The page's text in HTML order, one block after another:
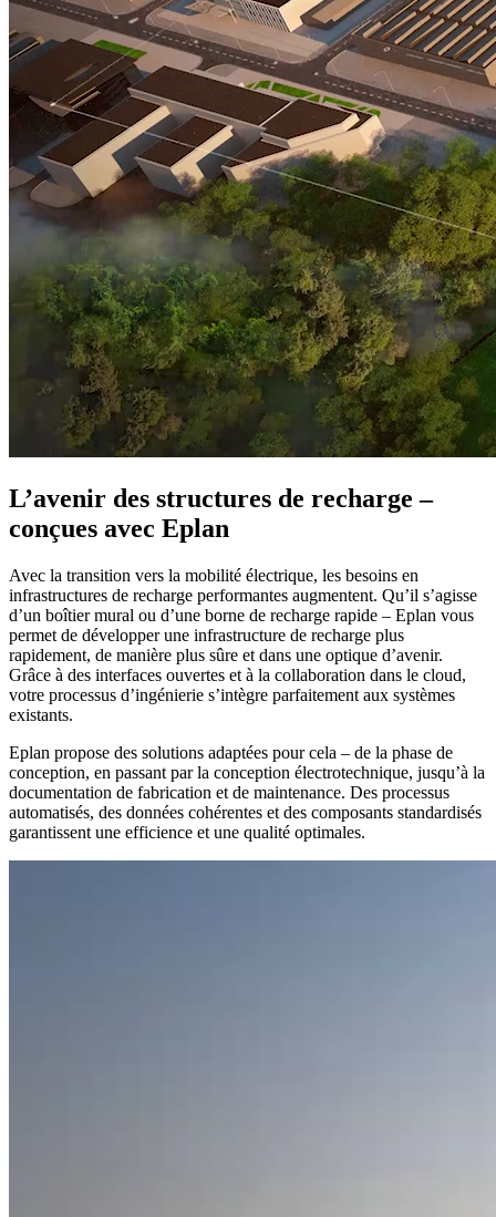
L’avenir des structures de recharge –
conçues avec Eplan
Avec la transition vers la mobilité électrique, les besoins en
infrastructures de recharge performantes augmentent. Qu’il s’agisse
d’un boîtier mural ou d’une borne de recharge rapide – Eplan vous
permet de développer une infrastructure de recharge plus
rapidement, de manière plus sûre et dans une optique d’avenir.
Grâce à des interfaces ouvertes et à la collaboration dans le cloud,
votre processus d’ingénierie s’intègre parfaitement aux systèmes
existants.
Eplan propose des solutions adaptées pour cela – de la phase de
conception, en passant par la conception électrotechnique, jusqu’à la
documentation de fabrication et de maintenance. Des processus
automatisés, des données cohérentes et des composants standardisés
garantissent une efficience et une qualité optimales.